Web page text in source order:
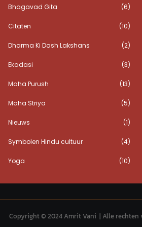
Bhagavad Gita (6)
Citaten (10)
Dharma Ki Dash Lakshans (2)
Ekadasi (3)
Maha Purush (13)
Maha Striya (5)
Nieuws (1)
Symbolen Hindu cultuur (4)
Yoga (10)
Copyright © 2024 Amrit Vani | Alle